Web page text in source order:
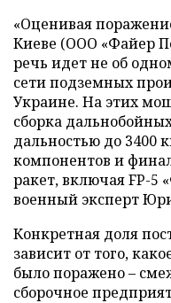
«Оценивая
Киеве (ООО «Файер
речь идет не об
сети подземных
Украине. На этих
сборка
дальностью до 3400
компонентов и
ракет, включая FP-5
военный эксперт
Конкретная доля
зависит от того,
было поражено –
сборочное